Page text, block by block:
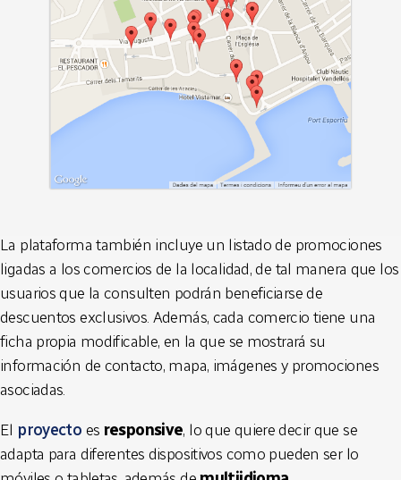
La plataforma también incluye un listado de promociones
ligadas a los comercios de la localidad, de tal manera que los
usuarios que la consulten podrán beneficiarse de
descuentos exclusivos. Además, cada comercio tiene una
ficha propia modificable, en la que se mostrará su
información de contacto, mapa, imágenes y promociones
asociadas.
El proyecto es responsive, lo que quiere decir que se
adapta para diferentes dispositivos como pueden ser lo